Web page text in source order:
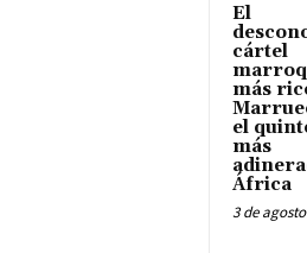
El
cártel
más
el
más
África
3 de